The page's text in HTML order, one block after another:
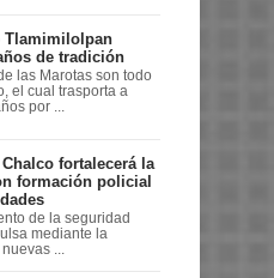
Tlamimilolpan
de tradición
las Marotas son todo
el cual trasporta a
por ...
fortalecerá la
formación policial
de la seguridad
mediante la
...